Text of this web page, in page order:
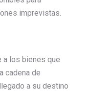
imprevistas.
a los bienes que
cadena de
a su destino